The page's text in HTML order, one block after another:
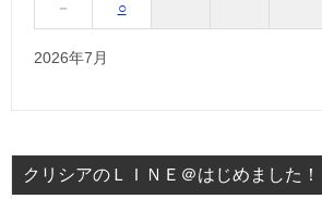
－ ○
2026年7月
クリシアのＬＩＮＥ＠はじめました！